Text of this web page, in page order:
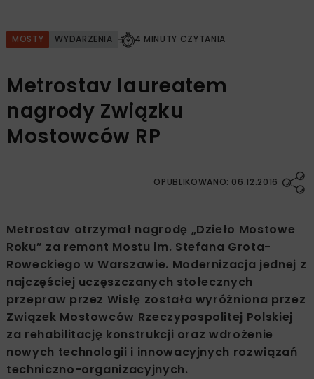
MOSTY WYDARZENIA 4 MINUTY CZYTANIA
Metrostav laureatem
nagrody Związku
Mostowców RP
OPUBLIKOWANO: 06.12.2016
Metrostav otrzymał nagrodę „Dzieło Mostowe
Roku” za remont Mostu im. Stefana Grota-
Roweckiego w Warszawie. Modernizacja jednej z
najczęściej uczęszczanych stołecznych
przepraw przez Wisłę została wyróżniona przez
Związek Mostowców Rzeczypospolitej Polskiej
za rehabilitację konstrukcji oraz wdrożenie
nowych technologii i innowacyjnych rozwiązań
techniczno-organizacyjnych.